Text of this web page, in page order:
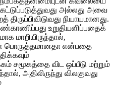
அல்லது அவை
நியாயமானது.
உறுதியளிப்பதைக்
மாறியிருந்தால்,
என்பதை
சமூகத்தை விட ஒப்பீடு மற்றும்
அதிலிருந்து விலகுவது